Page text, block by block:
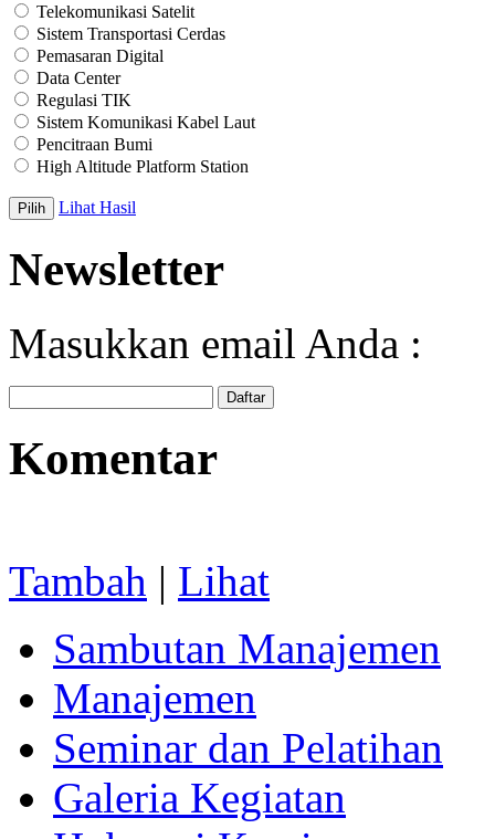
Telekomunikasi Satelit
Sistem Transportasi Cerdas
Pemasaran Digital
Data Center
Regulasi TIK
Sistem Komunikasi Kabel Laut
Pencitraan Bumi
High Altitude Platform Station
Lihat Hasil
Newsletter
Masukkan email Anda :
Komentar
Tambah | Lihat
Sambutan Manajemen
Manajemen
Seminar dan Pelatihan
Galeria Kegiatan